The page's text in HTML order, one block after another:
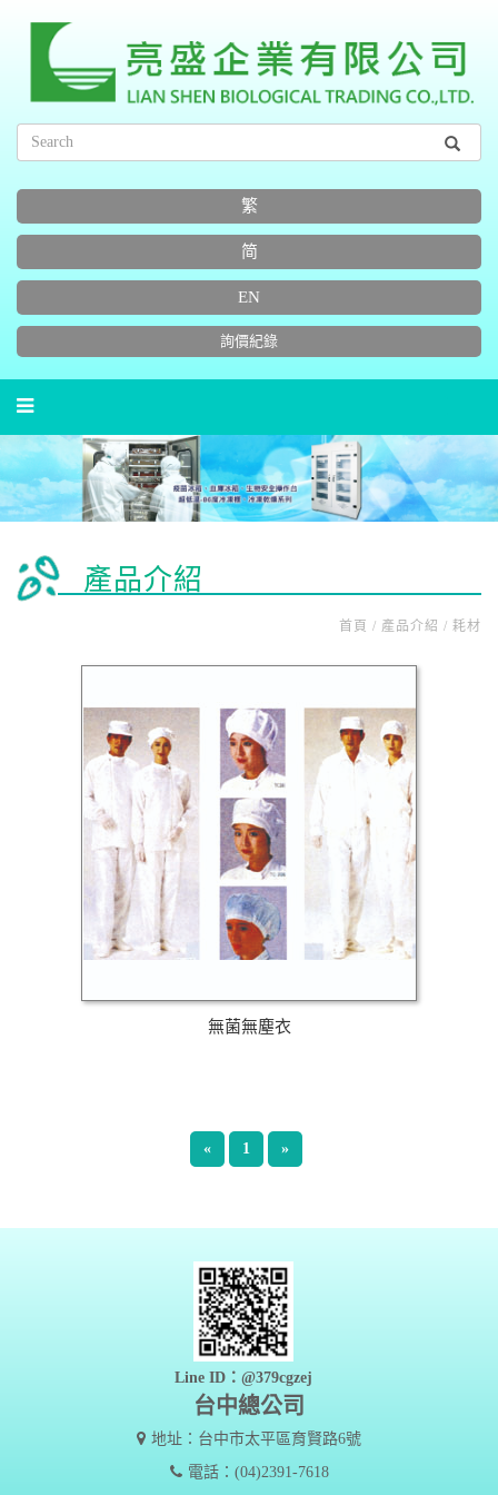
繁
简
EN
詢價紀錄
產品介紹
首頁 / 產品介紹 / 耗材
無菌無塵衣
« 1 »
Line ID：@379cgzej
台中總公司
地址：台中市太平區育賢路6號
電話：(04)2391-7618